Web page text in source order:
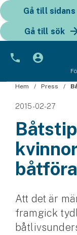
Gå till
Gå till sök
Bil
Bilförsäkring
Bilförsäkring för
Fordon
ATV-försäkring
Hem Press
2015-02-27
Att det är
framgick